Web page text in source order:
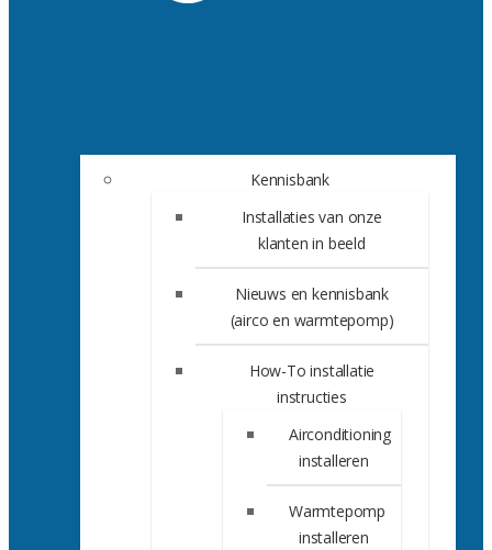
Kennisbank
Installaties van onze
klanten in beeld
Nieuws en kennisbank
(airco en warmtepomp)
How-To installatie
instructies
Airconditioning
installeren
Warmtepomp
installeren